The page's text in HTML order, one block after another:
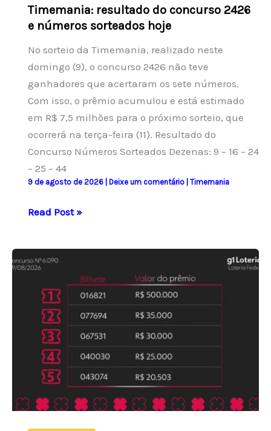
Bank
Open
após
vitórias
emocionantes
sobre
Hurkacz
e
Arnaldi
Timemania: resultado do concurso 2426
e números sorteados hoje
No sorteio da Timemania, realizado neste
domingo (9), o concurso 2426 não teve
ganhadores que acertaram os sete números.
Com isso, o prêmio acumulou e está estimado
em R$ 7,5 milhões para o próximo sorteio, que
ocorrerá na terça-feira (11). Resultado do
Concurso Números Sorteados Dezenas: 9 – 16 – 24
– 25 – 44
9 de agosto de 2026 Deixe um comentário Timemania
Timemania:
concurso
números
sorteados
hoje
Read Post »